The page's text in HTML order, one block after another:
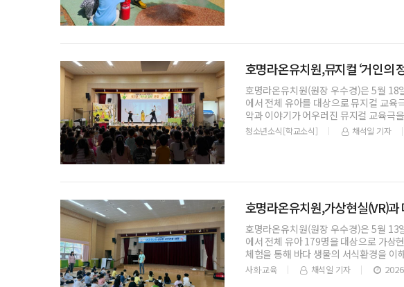
호명라온유치원,뮤지컬 ‘거인의
호명라온유치원(원장 우수경)은 5월
에서 전체 유아를 대상으로 뮤지컬 교육
악과 이야기가 어우러진 뮤지컬 교육극
점을
청소년소식[학교소식] 채석일 기자
호명라온유치원,가상현실(VR)과
호명라온유치원(원장 우수경)은 5월
에서 전체 유아 179명을 대상으로 가상
체험을 통해 바다 생물의 서식환경을 이
사회·교육 채석일 기자